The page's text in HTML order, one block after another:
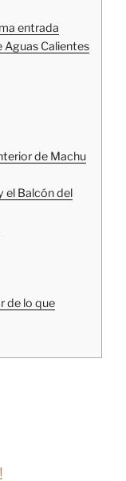
entrada
Aguas Calientes
de Machu
el Balcón del
de lo que